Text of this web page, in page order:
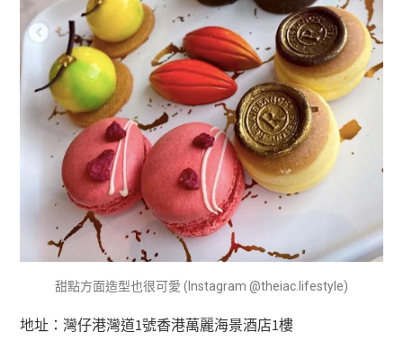
甜點方面造型也很可愛 (Instagram @theiac.lifestyle)
地址：灣仔港灣道1號香港萬麗海景酒店1樓